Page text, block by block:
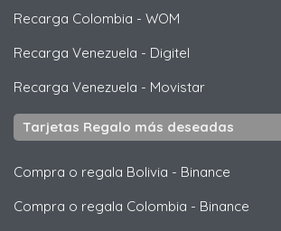
Recarga Colombia - WOM
Recarga Venezuela - Digitel
Recarga Venezuela - Movistar
Tarjetas Regalo más deseadas
Compra o regala Bolivia - Binance
Compra o regala Colombia - Binance